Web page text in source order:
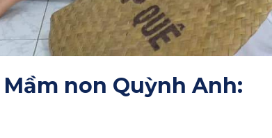
non Quỳnh Anh: